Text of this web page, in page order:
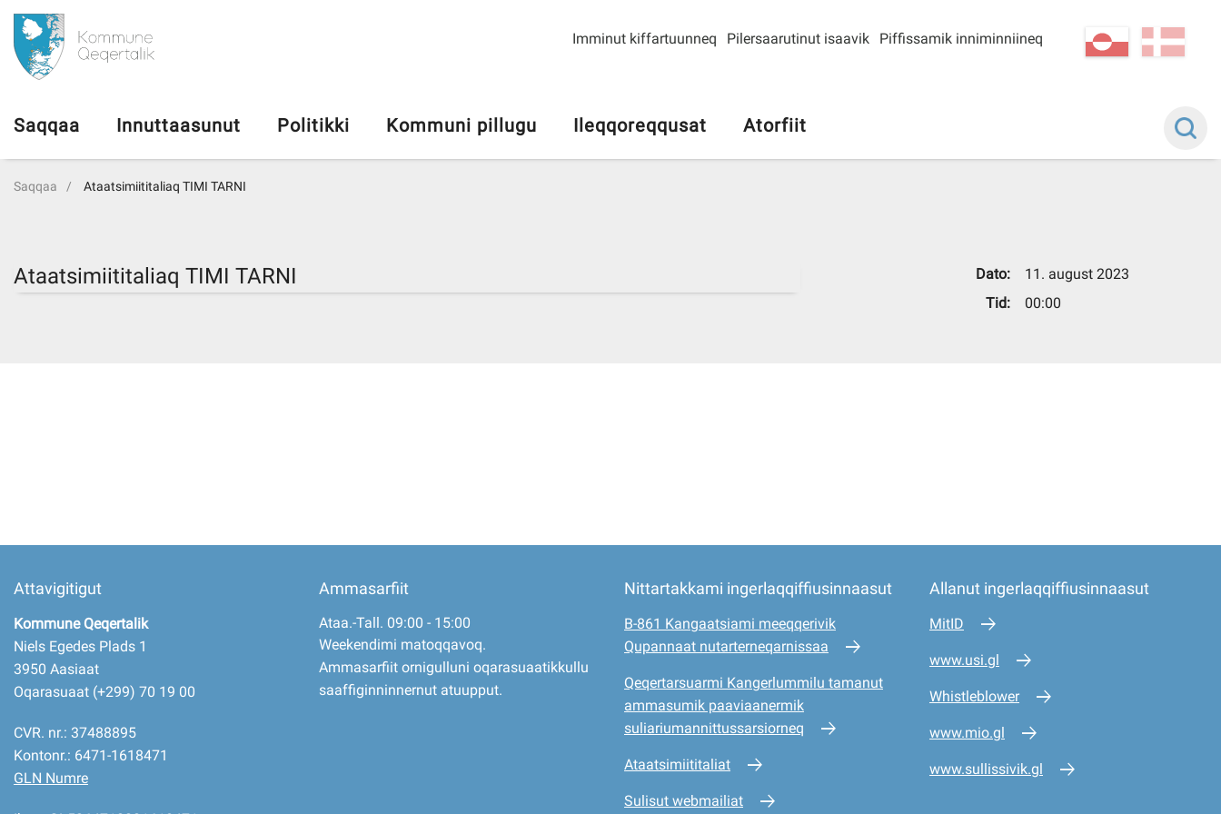
Kommuni pillugu
kl-GL
Imminut kiffartuunneq Pilersaarutinut isaavik Piffissamik inniminniineq
Saqqaa Innuttaasunut Politikki Kommuni pillugu Ileqqoreqqusat Atorfiit
Saqqaa Ataatsimiititaliaq TIMI TARNI
Ataatsimiititaliaq TIMI TARNI Dato:
11. august 2023
Tid:
00:00
Attavigitigut
Kommune Qeqertalik
Niels Egedes Plads 1
3950 Aasiaat
Oqarasuaat (+299) 70 19 00
CVR. nr.: 37488895
Kontonr.: 6471-1618471
GLN Numre
Ammasarfiit
Ataa.-Tall. 09:00 - 15:00
Weekendimi matoqqavoq.
Ammasarfiit ornigulluni oqarasuaatikkullu
saaffiginninnernut atuupput.
Nittartakkami ingerlaqqiffiusinnaasut
B-861 Kangaatsiami meeqqerivik
Qupannaat nutarterneqarnissaa
Qeqertarsuarmi Kangerlummilu tamanut
ammasumik paaviaanermik
suliariumannittussarsiorneq
Ataatsimiititaliat
Sulisut webmailiat
Allanut ingerlaqqiffiusinnaasut
MitID
www.usi.gl
Whistleblower
www.mio.gl
www.sullissivik.gl